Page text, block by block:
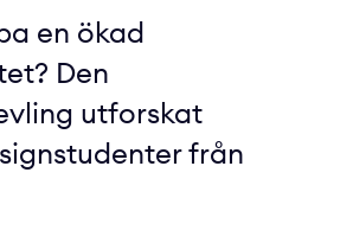
en ökad
Den
utforskat
från